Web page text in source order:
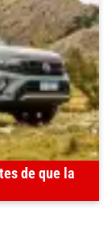
de que la